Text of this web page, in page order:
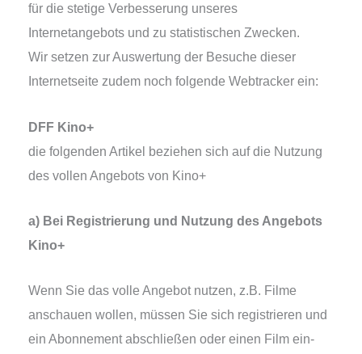
für die ste­ti­ge Verbesserung unse­res
Internetangebots und zu sta­tis­ti­schen Zwecken.
Wir set­zen zur Auswertung der Besuche die­ser
Internetseite zudem noch fol­gen­de Webtracker ein:
DFF Kino+
die fol­gen­den Artikel bezie­hen sich auf die Nutzung
des vol­len Angebots von Kino+
a) Bei Registrierung und Nutzung des Angebots
Kino+
Wenn Sie das vol­le Angebot nut­zen, z.B. Filme
anschau­en wol­len, müs­sen Sie sich regis­trie­ren und
ein Abonnement abschlie­ßen oder einen Film ein­